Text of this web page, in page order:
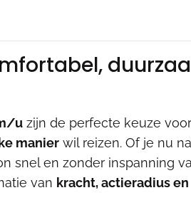
u zijn de perfecte keuze voor
manier wil reizen. Of je nu
snel en zonder inspanning
van kracht, actieradius en